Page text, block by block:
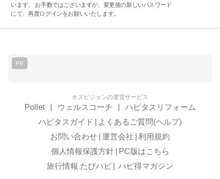
います。 お手数ではございますが、変更後の新しいパスワード
にて、再度ログインをお願いいたします。
PR
オズビジョンの運営サービス
Pollet ウェルスコーチ
ハピタスリフォーム
ハピタスガイド
よくあるご質問(ヘルプ)
お問い合わせ 運営会社
利用規約
個人情報保護方針
PC版はこちら
旅行情報 たびハピ
ハピ得マガジン